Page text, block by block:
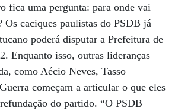
fica uma pergunta: para onde vai
Os caciques paulistas do PSDB já
poderá disputar a Prefeitura de
Enquanto isso, outras lideranças
como Aécio Neves, Tasso
começam a articular o que eles
do partido. “O PSDB